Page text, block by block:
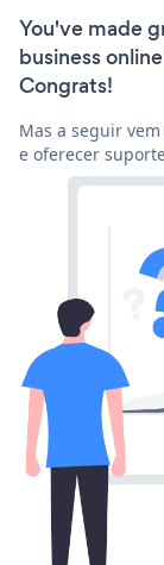
You've made
business
Congrats!
Mas a seguir
e oferecer